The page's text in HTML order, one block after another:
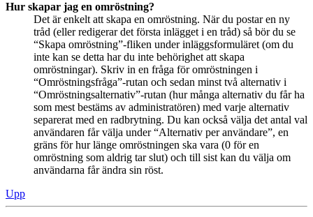
Hur skapar jag en omröstning?
Det är enkelt att skapa en omröstning. När du postar en ny
tråd (eller redigerar det första inlägget i en tråd) så bör du se
“Skapa omröstning”-fliken under inläggsformuläret (om du
inte kan se detta har du inte behörighet att skapa
omröstningar). Skriv in en fråga för omröstningen i
“Omröstningsfråga”-rutan och sedan minst två alternativ i
“Omröstningsalternativ”-rutan (hur många alternativ du får ha
som mest bestäms av administratören) med varje alternativ
separerat med en radbrytning. Du kan också välja det antal val
användaren får välja under “Alternativ per användare”, en
gräns för hur länge omröstningen ska vara (0 för en
omröstning som aldrig tar slut) och till sist kan du välja om
användarna får ändra sin röst.
Upp